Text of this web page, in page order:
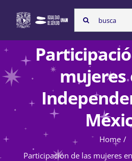
content
Search
for:
Inicio
mujeres
Home
Participación de las mujeres